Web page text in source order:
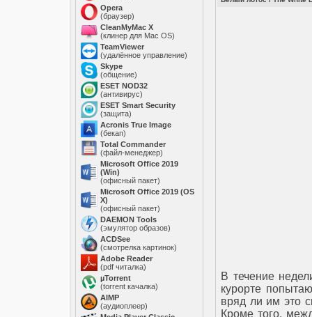
Opera
(браузер)
CleanMyMac X
(клинер для Mac OS)
TeamViewer
(удалённое управление)
Skype
(общение)
ESET NOD32
(антивирус)
ESET Smart Security
(защита)
Acronis True Image
(бекап)
Total Commander
(файл-менеджер)
Microsoft Office 2019
(Win)
(офисный пакет)
Microsoft Office 2019 (OS
X)
(офисный пакет)
DAEMON Tools
(эмулятор образов)
ACDSee
(смотрелка картинок)
Adobe Reader
(pdf читалка)
µTorrent
(torrent качалка)
AIMP
(аудиоплеер)
В течение
курорте
вряд ли им это
Кроме того,